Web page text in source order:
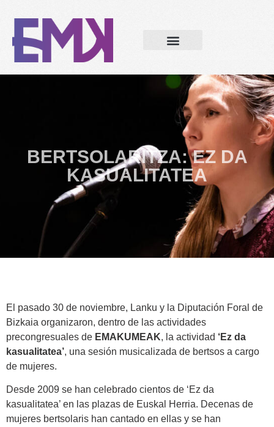
BERTSOLARITZA: EZ DA
KASUALITATEA
El pasado 30 de noviembre, Lanku y la Diputación Foral de
Bizkaia organizaron, dentro de las actividades
precongresuales de EMAKUMEAK, la actividad ‘Ez da
kasualitatea’, una sesión musicalizada de bertsos a cargo
de mujeres.
Desde 2009 se han celebrado cientos de ‘Ez da
kasualitatea’ en las plazas de Euskal Herria. Decenas de
mujeres bertsolaris han cantado en ellas y se han